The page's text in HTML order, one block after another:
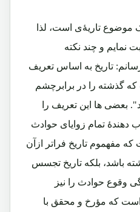
موضوع تاریۀی است، لذا
نمایم و چند نکته
تاریخ به اساس تعریف
گذشته را در برابرچشم
ها این تعریف را
دهندۀ تمام زوایای حوادث
که مفهموم تاریخ فراتر ازآن
باشد، بلکه تاریخ تجسس
وقوع حوادث را نیز
است که مؤرخ و محقق با